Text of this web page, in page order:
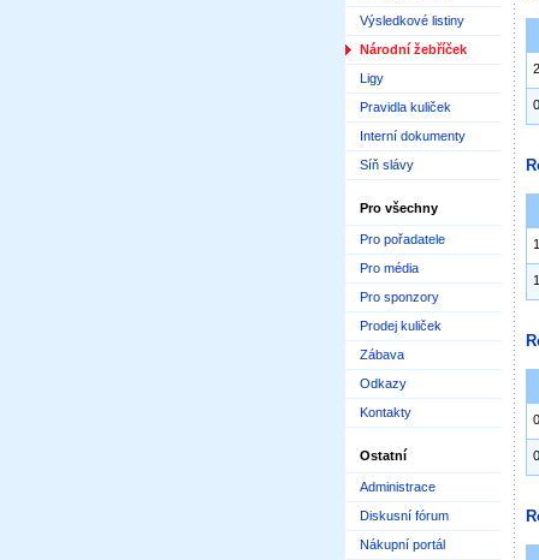
Výsledkové listiny
Národní žebříček
Ligy
Pravidla kuliček
Interní dokumenty
Síň slávy
Pro všechny
Pro pořadatele
Pro média
Pro sponzory
Prodej kuliček
Zábava
Odkazy
Kontakty
Ostatní
Administrace
Diskusní fórum
Nákupní portál